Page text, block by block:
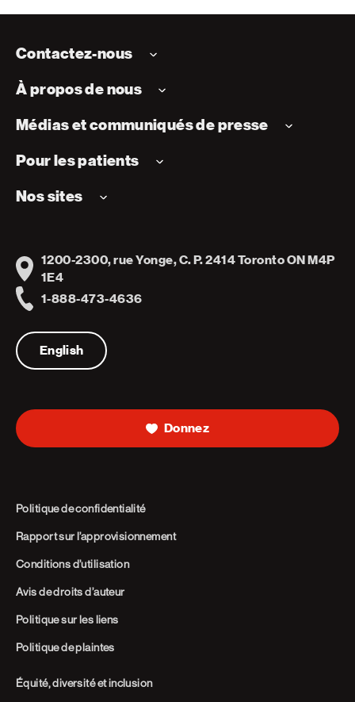
Contactez-nous
À propos de nous
Médias et communiqués de presse
Pour les patients
Nos sites
Address
1200-2300, rue Yonge, C. P. 2414 Toronto ON M4P
1E4
1-888-473-4636
English
Donnez
Politique de confidentialité
Rapport sur l’approvisionnement
Conditions d’utilisation
Avis de droits d’auteur
Politique sur les liens
Politique de plaintes
Équité, diversité et inclusion